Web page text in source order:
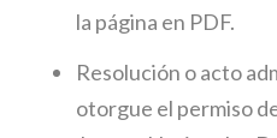
la página en PDF.
Resolución o acto
otorgue el permiso